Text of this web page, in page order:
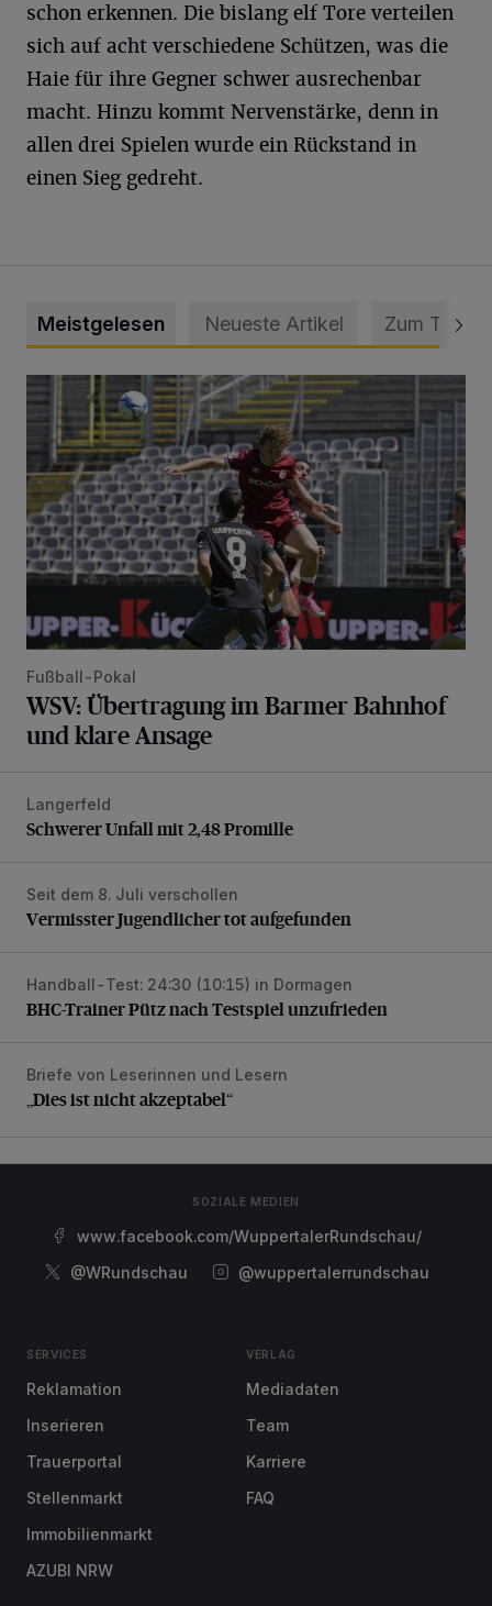
schon erkennen. Die bislang elf Tore verteilen
sich auf acht verschiedene Schützen, was die
Haie für ihre Gegner schwer ausrechenbar
macht. Hinzu kommt Nervenstärke, denn in
allen drei Spielen wurde ein Rückstand in
einen Sieg gedreht.
Meistgelesen Neueste Artikel Zum Thema
WSV: Übertragung im Barmer Bahnhof und klare Ansage
Fußball-Pokal
WSV: Übertragung im Barmer Bahnhof
und klare Ansage
Schwerer Unfall mit 2,48 Promille
Langerfeld
Schwerer Unfall mit 2,48 Promille
Vermisster Jugendlicher tot aufgefunden
Seit dem 8. Juli verschollen
Vermisster Jugendlicher tot aufgefunden
BHC-Trainer Pütz nach Testspiel unzufrieden
Handball-Test: 24:30 (10:15) in Dormagen
BHC-Trainer Pütz nach Testspiel unzufrieden
„Dies ist nicht akzeptabel“
Briefe von Leserinnen und Lesern
„Dies ist nicht akzeptabel“
SOZIALE MEDIEN
www.facebook.com/WuppertalerRundschau/
@WRundschau
@wuppertalerrundschau
SERVICES
Reklamation
Inserieren
Trauerportal
Stellenmarkt
Immobilienmarkt
AZUBI NRW
VERLAG
Mediadaten
Team
Karriere
FAQ